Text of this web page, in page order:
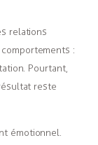
relations
:
Pourtant,
reste
émotionnel.